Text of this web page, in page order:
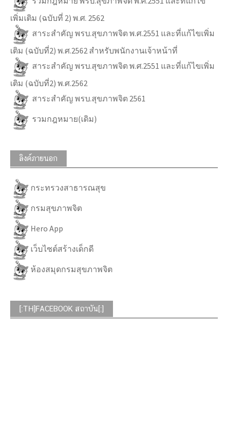
เพิ่มเติม (ฉบับที่ 2) พ.ศ. 2562
สาระสำคัญ พรบ.สุขภาพจิต พ.ศ.2551 และที่แก้ไขเพิ่ม
เติม (ฉบับที่2) พ.ศ.2562 สำหรับพนักงานเจ้าหน้าที่
สาระสำคัญ พรบ.สุขภาพจิต พ.ศ.2551 และที่แก้ไขเพิ่ม
เติม (ฉบับที่2) พ.ศ.2562
สาระสำคัญ พรบ.สุขภาพจิต 2561
รวมกฎหมาย(เดิม)
ลิงค์ภายนอก
กระทรวงสาธารณสุข
กรมสุขภาพจิต
Hero App
เว็บไซต์สร้างเด็กดี
ห้องสมุดกรมสุขภาพจิต
[:TH]FACEBOOK สถาบัน[:]